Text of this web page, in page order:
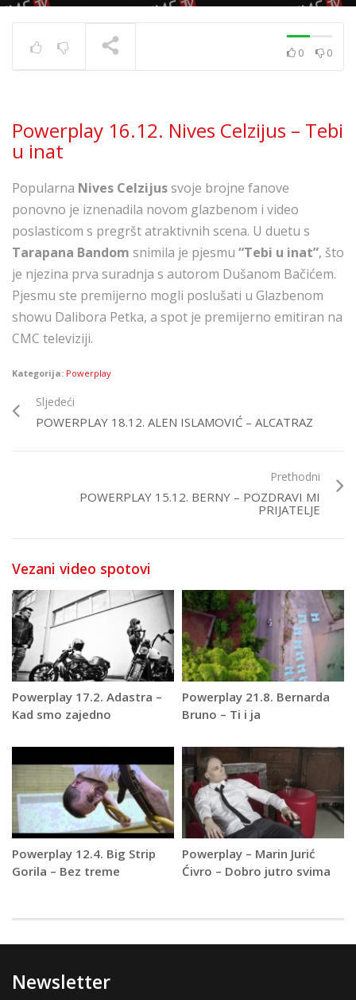
0 0
Powerplay 16.12. Nives Celzijus – Tebi
u inat
Popularna Nives Celzijussvoje brojne fanove
ponovno je iznenadila novom glazbenom i video
poslasticom s pregršt atraktivnih scena. U duetu s
Tarapana Bandom snimila je pjesmu “Tebi u inat”, što
je njezina prva suradnja s autorom Dušanom Bačićem.
Pjesmu ste premijerno mogli poslušati u Glazbenom
showu Dalibora Petka, a spot je premijerno emitiran na
CMC televiziji.
Kategorija: Powerplay
Sljedeći
POWERPLAY 18.12. ALEN ISLAMOVIĆ – ALCATRAZ
Prethodni
POWERPLAY 15.12. BERNY – POZDRAVI MI
PRIJATELJE
Vezani video spotovi
Powerplay 17.2. Adastra –
Kad smo zajedno
Powerplay 21.8. Bernarda
Bruno – Ti i ja
Powerplay 12.4. Big Strip
Gorila – Bez treme
Powerplay – Marin Jurić
Ćivro – Dobro jutro svima
Newsletter